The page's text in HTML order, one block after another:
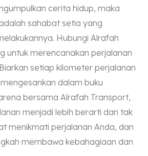
cerita hidup, maka
sahabat setia yang
Hubungi Alrafah
untuk merencanakan perjalanan
setiap kilometer perjalanan
dalam buku
bersama Alrafah Transport,
menjadi lebih berarti dan tak
menikmati perjalanan Anda, dan
membawa kebahagiaan dan